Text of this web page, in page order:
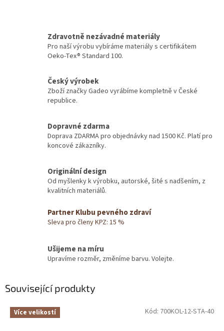
Zdravotně nezávadné materiály
Pro naší výrobu vybíráme materiály s certifikátem
Oeko-Tex® Standard 100.
Český výrobek
Zboží značky Gadeo vyrábíme kompletně v České
republice.
Dopravné zdarma
Doprava ZDARMA pro objednávky nad 1500 Kč. Platí pro
koncové zákazníky.
Originální design
Od myšlenky k výrobku, autorské, šité s nadšením, z
kvalitních materiálů.
Partner Klubu pevného zdraví
Sleva pro členy KPZ: 15 %
Ušijeme na míru
Upravíme rozměr, změníme barvu. Volejte.
Související produkty
Více velikostí Kód: 700KOL-12-STA-40